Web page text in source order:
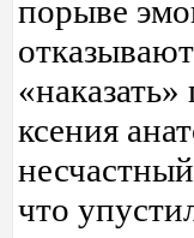
порыве
ксения
что